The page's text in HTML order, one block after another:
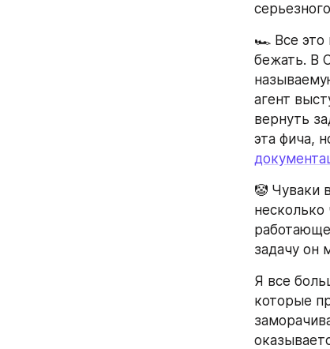
🏎️ Все это
бежать. В
агент
вернуть
эта фича,
🤡 Чуваки
задачу он
Я все
которые